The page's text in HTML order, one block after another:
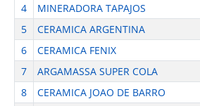
4
MINERADORA TAPAJOS
5
CERAMICA ARGENTINA
6
CERAMICA FENIX
7
ARGAMASSA SUPER COLA
8
CERAMICA JOAO DE BARRO